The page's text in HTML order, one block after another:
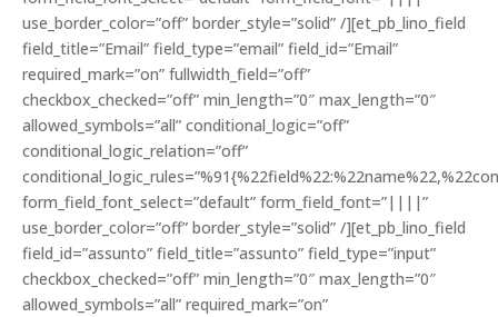
use_border_color=”off” border_style=”solid” /][et_pb_lino_field
field_title=”Email” field_type=”email” field_id=”Email”
required_mark=”on” fullwidth_field=”off”
checkbox_checked=”off” min_length=”0″ max_length=”0″
allowed_symbols=”all” conditional_logic=”off”
conditional_logic_relation=”off”
form_field_font_select=”default” form_field_font=”||||”
use_border_color=”off” border_style=”solid” /][et_pb_lino_field
field_id=”assunto” field_title=”assunto” field_type=”input”
checkbox_checked=”off” min_length=”0″ max_length=”0″
allowed_symbols=”all” required_mark=”on”